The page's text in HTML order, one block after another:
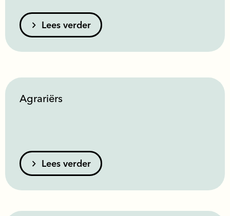
Lees verder
Agrariërs
Lees verder